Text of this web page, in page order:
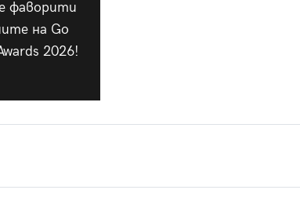
фаворити
на Go
2026!